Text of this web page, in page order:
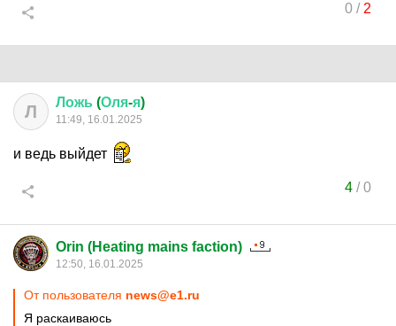
0/ 2
Л Ложь (Оля-я)
11:49, 16.01.2025
и ведь выйдет
4/0
Orin (Heating mains faction)
12:50, 16.01.2025
От пользователя news@e1.ru
Я раскаиваюсь